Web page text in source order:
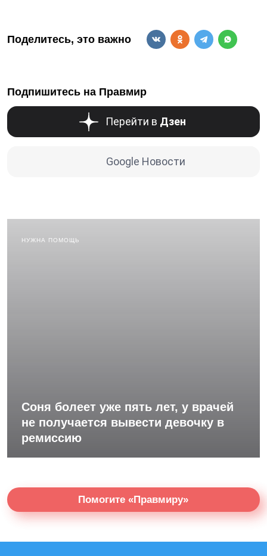
Поделитесь, это важно
Подпишитесь на Правмир
Перейти в Дзен
Google Новости
НУЖНА ПОМОЩЬ
Соня болеет уже пять лет, у врачей
не получается вывести девочку в
ремиссию
Помогите «Правмиру»